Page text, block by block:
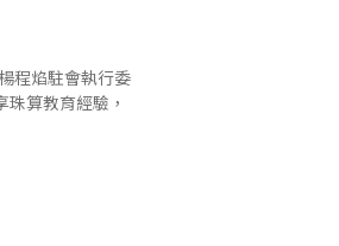
程焰駐會執行委
算教育經驗，